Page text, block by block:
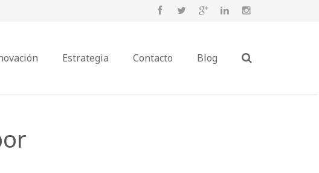
Estrategia Contacto Blog